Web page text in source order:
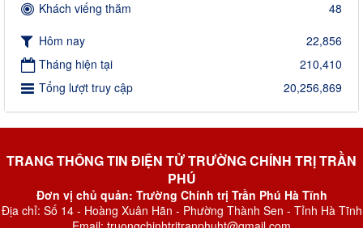
Khách viếng thăm
48
Hôm nay
22,856
Tháng hiện tại
210,410
Tổng lượt truy cập
20,256,869
TRANG THÔNG TIN ĐIỆN TỬ TRƯỜNG CHÍNH TRỊ TRẦN
PHÚ
Đơn vị chủ quản: Trường Chính trị Trần Phú Hà Tĩnh
Địa chỉ: Số 14 - Hoàng Xuân Hãn - Phường Thành Sen - Tỉnh Hà Tĩnh